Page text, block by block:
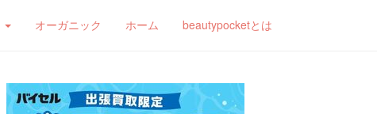
オーガニック ホーム beautypocketとは